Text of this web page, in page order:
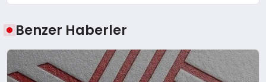
Benzer Haberler